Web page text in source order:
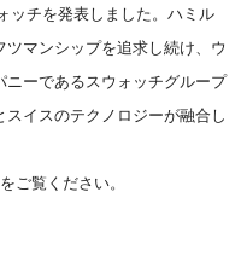
ッチを発表しました。ハミル
マンシップを追求し続け、ウ
ーであるスウォッチグループ
イスのテクノロジーが融合し
覧ください。